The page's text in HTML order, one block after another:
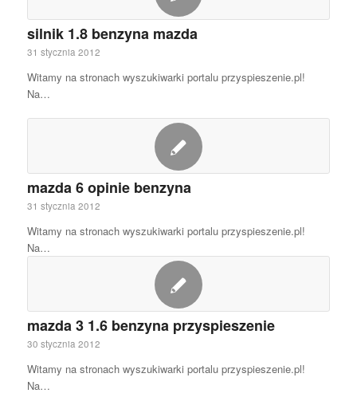
silnik 1.8 benzyna mazda
31 stycznia 2012
Witamy na stronach wyszukiwarki portalu przyspieszenie.pl!
Na…
mazda 6 opinie benzyna
31 stycznia 2012
Witamy na stronach wyszukiwarki portalu przyspieszenie.pl!
Na…
mazda 3 1.6 benzyna przyspieszenie
30 stycznia 2012
Witamy na stronach wyszukiwarki portalu przyspieszenie.pl!
Na…